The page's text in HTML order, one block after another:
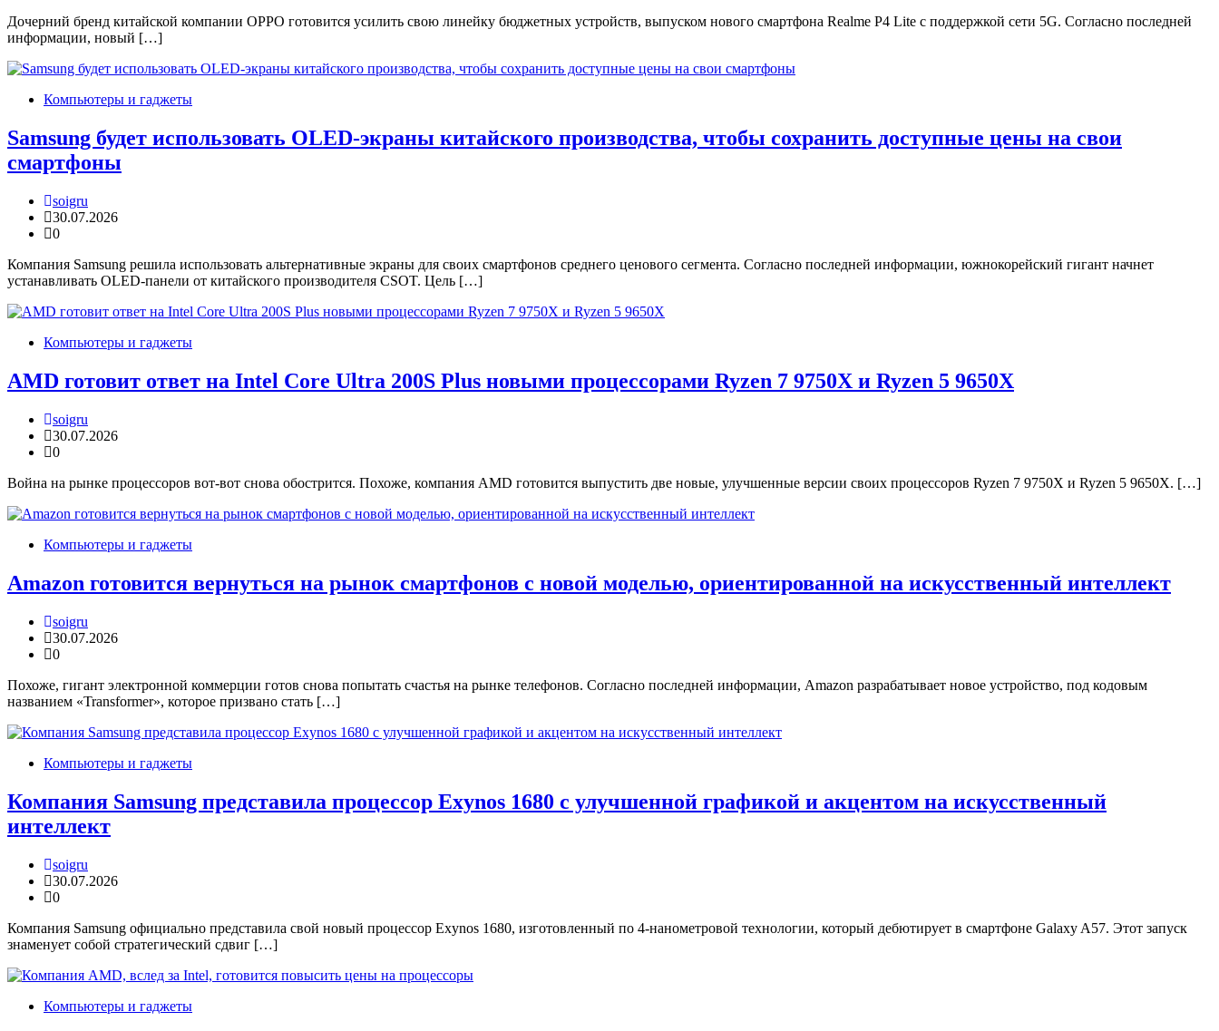
Дочерний бренд китайской компании OPPO готовится усилить свою линейку бюджетных устройств, выпуском нового смартфона Realme P4 Lite с поддержкой сети 5G. Согласно последней
информации, новый […]
Компьютеры и гаджеты
Samsung будет использовать OLED-экраны китайского производства, чтобы сохранить доступные цены на свои
смартфоны
soigru
30.07.2026
0
Компания Samsung решила использовать альтернативные экраны для своих смартфонов среднего ценового сегмента. Согласно последней информации, южнокорейский гигант начнет
устанавливать OLED-панели от китайского производителя CSOT. Цель […]
Компьютеры и гаджеты
AMD готовит ответ на Intel Core Ultra 200S Plus новыми процессорами Ryzen 7 9750X и Ryzen 5 9650X
soigru
30.07.2026
0
Война на рынке процессоров вот-вот снова обострится. Похоже, компания AMD готовится выпустить две новые, улучшенные версии своих процессоров Ryzen 7 9750X и Ryzen 5 9650X. […]
Компьютеры и гаджеты
Amazon готовится вернуться на рынок смартфонов с новой моделью, ориентированной на искусственный интеллект
soigru
30.07.2026
0
Похоже, гигант электронной коммерции готов снова попытать счастья на рынке телефонов. Согласно последней информации, Amazon разрабатывает новое устройство, под кодовым
названием «Transformer», которое призвано стать […]
Компьютеры и гаджеты
Компания Samsung представила процессор Exynos 1680 с улучшенной графикой и акцентом на искусственный
интеллект
soigru
30.07.2026
0
Компания Samsung официально представила свой новый процессор Exynos 1680, изготовленный по 4-нанометровой технологии, который дебютирует в смартфоне Galaxy A57. Этот запуск
знаменует собой стратегический сдвиг […]
Компьютеры и гаджеты